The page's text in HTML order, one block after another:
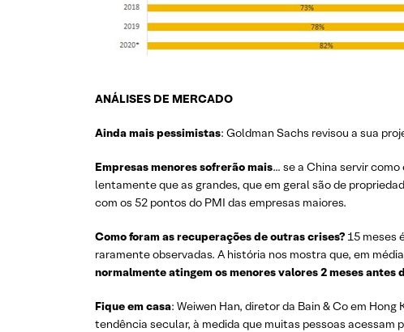
ANÁLISES DE MERCADO
Ainda mais pessimistas: Goldman Sachs revisou a sua
Empresas menores sofrerão mais… se a China servir
lentamente que as grandes, que em geral são de
com os 52 pontos do PMI das empresas maiores.
Como foram as recuperações de outras crises? 15 meses
raramente observadas. A história nos mostra que, em
normalmente atingem os menores valores 2 meses
Fique em casa: Weiwen Han, diretor da Bain & Co em
tendência secular, à medida que muitas pessoas